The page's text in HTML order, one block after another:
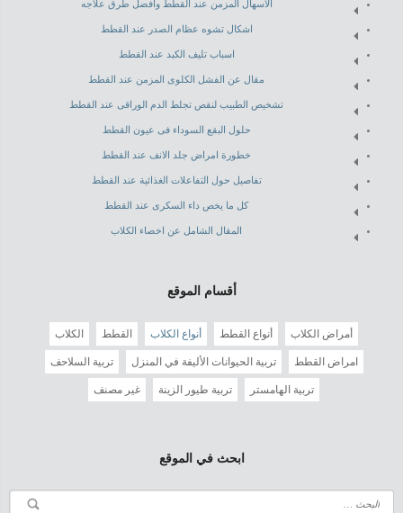
الاسهال المزمن عند القطط وافضل طرق علاجه
اشكال تشوه عظام الصدر عند القطط
اسباب تليف الكبد عند القطط
مقال عن الفشل الكلوى المزمن عند القطط
تشخيص الطبيب لنقص تجلط الدم الوراقى عند القطط
حلول البقع السوداء فى عيون القطط
خطورة امراض جلد الانف عند القطط
تفاصيل حول التفاعلات الغذائية عند القطط
كل ما يخص داء السكرى عند القطط
المقال الشامل عن اخصاء الكلاب
أقسام الموقع
أمراض الكلاب أنواع القطط أنواع الكلاب القطط الكلاب
امراض القطط تربية الحيوانات الأليفة في المنزل تربية السلاحف
تربية الهامستر تربية طيور الزينة غير مصنف
ابحث في الموقع